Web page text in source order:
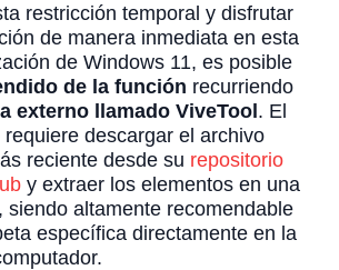
restricción temporal y disfrutar
de manera inmediata en esta
de Windows 11, es posible
de la función recurriendo
externo llamado ViveTool. El
descargar el archivo
reciente desde su repositorio
y extraer los elementos en una
siendo altamente recomendable
específica directamente en la